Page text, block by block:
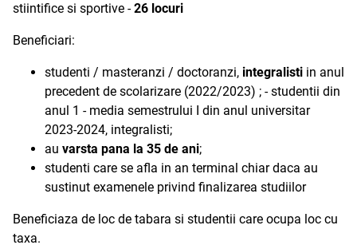
stiintifice si sportive -26 locuri
Beneficiari:
studenti / masteranzi / doctoranzi, integralisti in anul
precedent de scolarizare (2022/2023) ; - studentii din
anul 1 - media semestrului I din anul universitar
2023-2024, integralisti;
au varsta pana la 35 de ani;
studenti care se afla in an terminal chiar daca au
sustinut examenele privind finalizarea studiilor
Beneficiaza de loc de tabara si studentii care ocupa loc cu
taxa.